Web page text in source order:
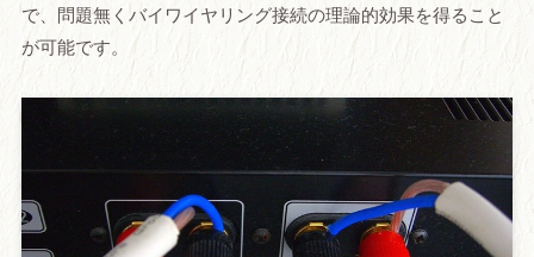
で、問題無くバイワイヤリング接続の理論的効果を得ること
が可能です。